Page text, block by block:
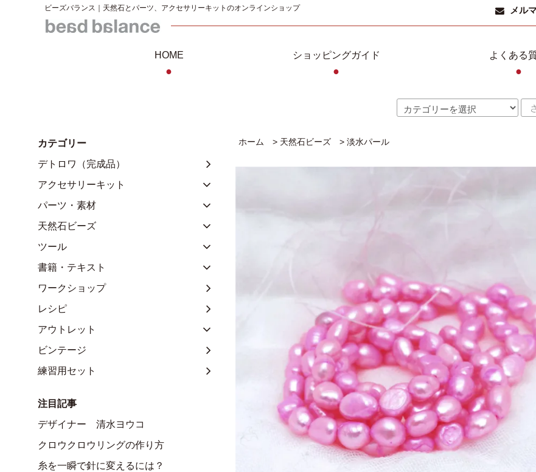
ビーズバランス｜天然石とパーツ、アクセサリーキットのオンラインショップ メル
HOME
●
ショッピングガイド
●
よくある
●
ホーム > 天然石ビーズ > 淡水パール
カテゴリー
デトロワ（完成品）
アクセサリーキット
パーツ・素材
天然石ビーズ
ツール
書籍・テキスト
ワークショップ
レシピ
アウトレット
ビンテージ
練習用セット
注目記事
デザイナー 清水ヨウコ
クロウクロウリングの作り方
糸を一瞬で針に変えるには？